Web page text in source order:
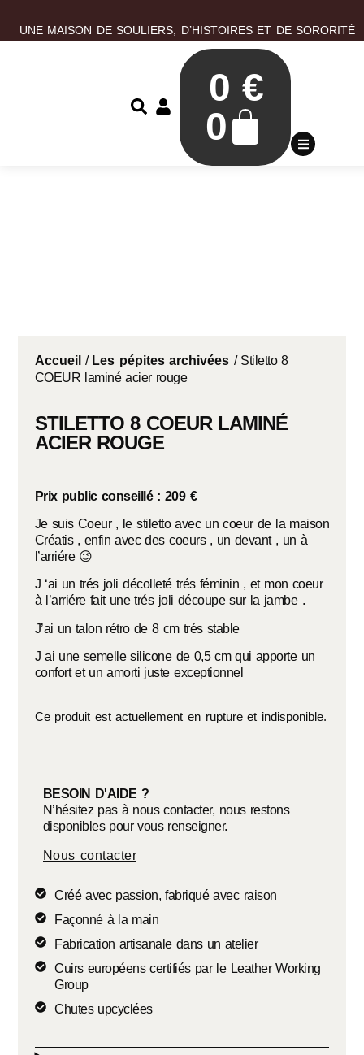
UNE MAISON DE SOULIERS, D’HISTOIRES ET DE SORORITÉ
0 €
0
Accueil / Les pépites archivées / Stiletto 8
COEUR laminé acier rouge
STILETTO 8 COEUR LAMINÉ
ACIER ROUGE
Prix public conseillé : 209 €
Je suis Coeur , le stiletto avec un coeur de la maison
Créatis , enfin avec des coeurs , un devant , un à
l’arriére 😉
J ‘ai un trés joli décolleté trés féminin , et mon coeur
à l’arriére fait une trés joli découpe sur la jambe .
J’ai un talon rétro de 8 cm trés stable
J ai une semelle silicone de 0,5 cm qui apporte un
confort et un amorti juste exceptionnel
Ce produit est actuellement en rupture et indisponible.
BESOIN D'AIDE ?
N’hésitez pas à nous contacter, nous restons
disponibles pour vous renseigner.
Nous contacter
Créé avec passion, fabriqué avec raison
Façonné à la main
Fabrication artisanale dans un atelier
Cuirs européens certifiés par le Leather Working
Group
Chutes upcyclées